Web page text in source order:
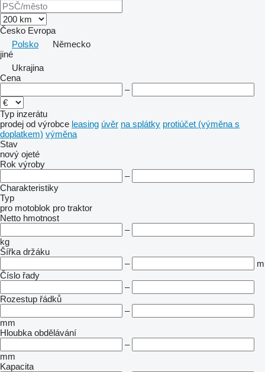
Česko Evropa
Polsko
Německo
jiné
Ukrajina
Cena
–
Typ inzerátu
prodej od výrobce leasing úvěr na splátky protiúčet (výměna s
doplatkem) výměna
Stav
nový ojeté
Rok výroby
–
Charakteristiky
Typ
pro motoblok pro traktor
Netto hmotnost
–
kg
Šířka držáku
–
m
Číslo řady
–
Rozestup řádků
–
mm
Hloubka obdělávání
–
mm
Kapacita